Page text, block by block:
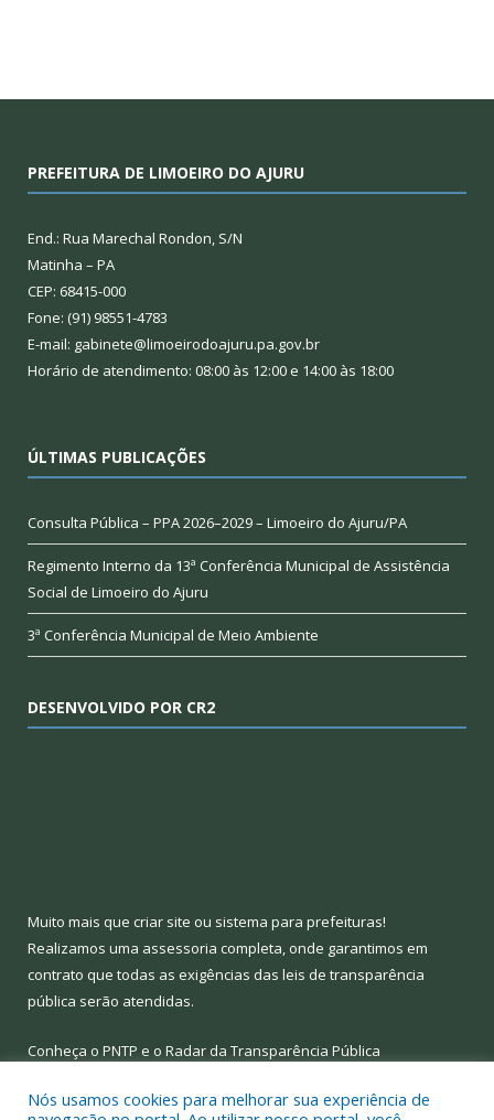
PREFEITURA DE LIMOEIRO DO AJURU
End.: Rua Marechal Rondon, S/N
Matinha – PA
CEP: 68415-000
Fone: (91) 98551-4783
E-mail: gabinete@limoeirodoajuru.pa.gov.br
Horário de atendimento: 08:00 às 12:00 e 14:00 às 18:00
ÚLTIMAS PUBLICAÇÕES
Consulta Pública – PPA 2026–2029 – Limoeiro do Ajuru/PA
Regimento Interno da 13ª Conferência Municipal de Assistência
Social de Limoeiro do Ajuru
3ª Conferência Municipal de Meio Ambiente
DESENVOLVIDO POR CR2
Muito mais que criar site ou sistema para prefeituras!
Realizamos uma assessoria completa, onde garantimos em
contrato que todas as exigências das leis de transparência
pública serão atendidas.
Conheça o PNTP e o Radar da Transparência Pública
Nós usamos cookies para melhorar sua experiência de